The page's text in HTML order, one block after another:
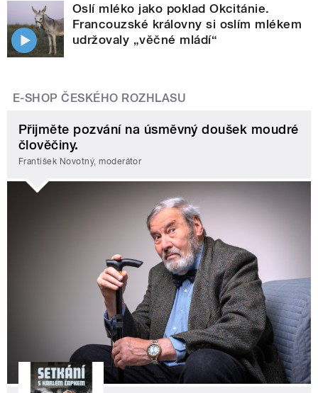
Oslí mléko jako poklad Okcitánie.
Francouzské královny si oslím mlékem
udržovaly „věčné mládí“
E-SHOP ČESKÉHO ROZHLASU
Přijměte pozvání na úsměvný doušek moudré
člověčiny.
František Novotný, moderátor